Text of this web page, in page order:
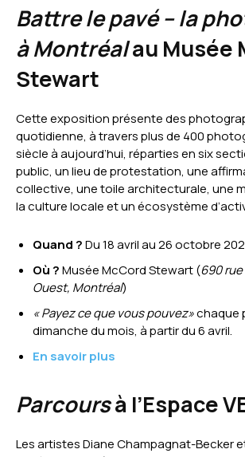
Battre le pavé – la
à Montréalau Musée
Stewart
Cette exposition présente des
quotidienne, à travers plus de 400
siècle à aujourd’hui, réparties en six
public, un lieu de protestation, une
collective, une toile architecturale, une
la culture locale et un écosystème
Quand ?Du 18 avril au 26 octobre
Où ?Musée McCord Stewart (690
Ouest, Montréal)
« Payez ce que vous pouvez»chaque
dimanche du mois, à partir du 6 avril.
En savoir plus
Parcoursà l’Espace
Les artistes Diane Champagnat-Becker